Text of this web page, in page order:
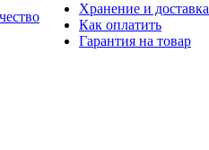
Хранение и доставка
Как оплатить
Гарантия на товар